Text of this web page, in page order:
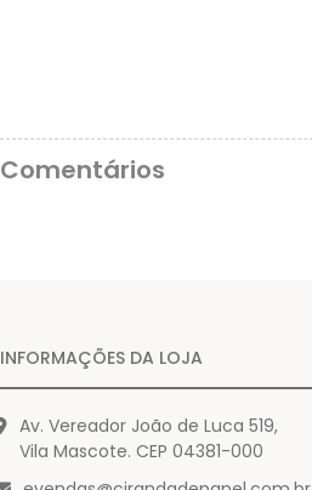
Comentários
INFORMAÇÕES DA LOJA
Av. Vereador João de Luca 519,
Vila Mascote. CEP 04381-000